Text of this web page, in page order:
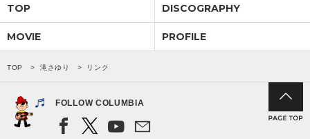
直営ショップ
サイトマップ
TOP DISCOGRAPHY
MOVIE PROFILE
TOP 滝さゆり リンク
FOLLOW COLUMBIA